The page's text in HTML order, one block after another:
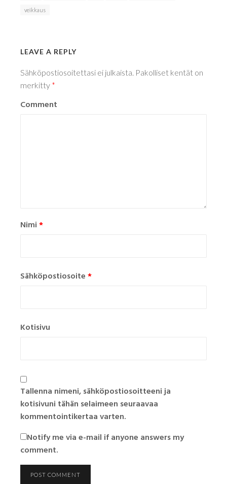
veikkaus
LEAVE A REPLY
Sähköpostiosoitettasi ei julkaista. Pakolliset kentät on
merkitty *
Comment
Nimi*
Sähköpostiosoite*
Kotisivu
Tallenna nimeni, sähköpostiosoitteeni ja
kotisivuni tähän selaimeen seuraavaa
kommentointikertaa varten.
Notify me via e-mail if anyone answers my
comment.